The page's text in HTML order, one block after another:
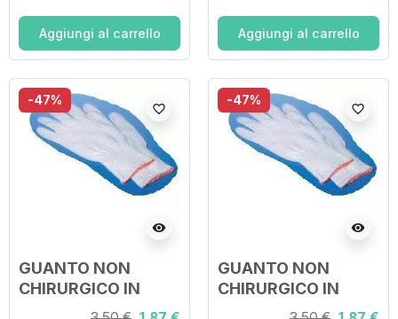
Aggiungi al carrello Aggiungi al carrello
-47%
visibility
favorite_border
GUANTO NON
CHIRURGICO IN
COTONE BIANCO
-47%
visibility
favorite_border
GUANTO NON
CHIRURGICO IN
COTONE BIANCO